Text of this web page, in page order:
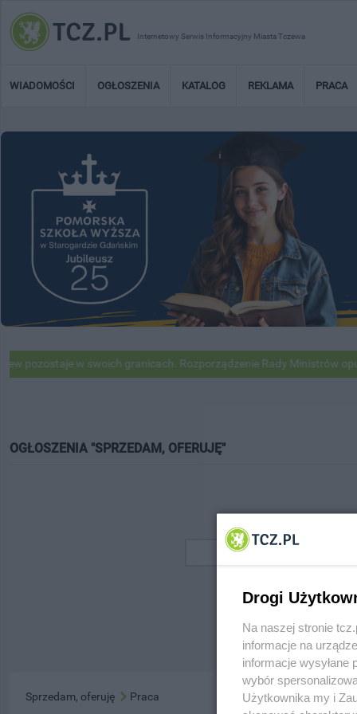
Internetowy Serwis Informacyjny Miasta Tczewa
WIADOMOŚCI OGŁOSZENIA KATALOG REKLAMA PRACA
pozostaje w swoich granicach. Rozporządzenie Rady Ministrów
OGŁOSZENIA "SPRZEDAM, OFERUJĘ"
Sprzedam, oferuję Praca
Drogi
Na naszej stronie
informacje na
informacje wysyłane
wybór
Użytkownika my i